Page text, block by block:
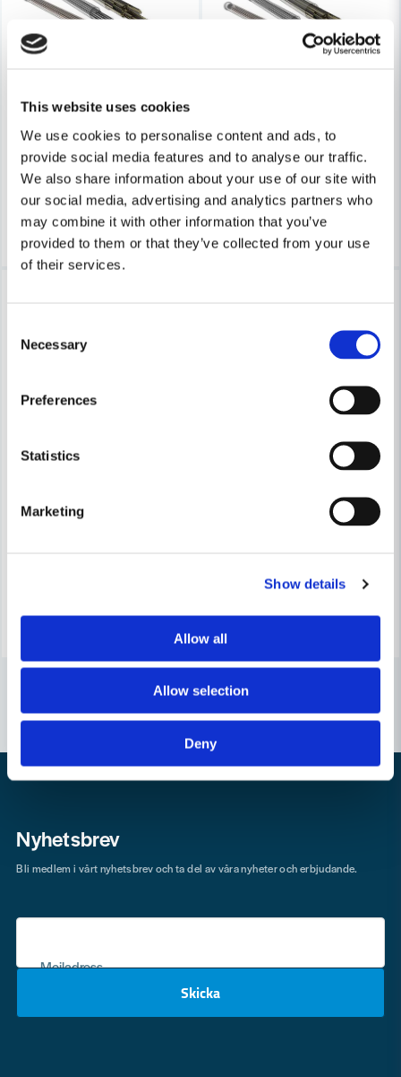
This website uses cookies
We use cookies to personalise content and ads, to
provide social media features and to analyse our traffic.
We also share information about your use of our site with
our social media, advertising and analytics partners who
may combine it with other information that you’ve
provided to them or that they’ve collected from your use
of their services.
Selection
Necessary
Preferences
Statistics
Marketing
Show details
Allow all
Allow selection
Deny
Skicka fråga
Stihl Trimmertråd 4,0mmx0,22m 48st/Frp
178 kr
153 kr
Leveranstid ifrån leverantör ca
7-10 arbetsdagar
Bevaka
118 kr
101 kr
Finns i Webblager
Köp
Bevaka
Stihl Trimmertråd 2,0mm
Finns i Webblager
Köp
Nyhetsbrev
Mejladress
Skicka
Bli medlem i vårt nyhetsbrev och ta del av våra nyheter och erbjudande.